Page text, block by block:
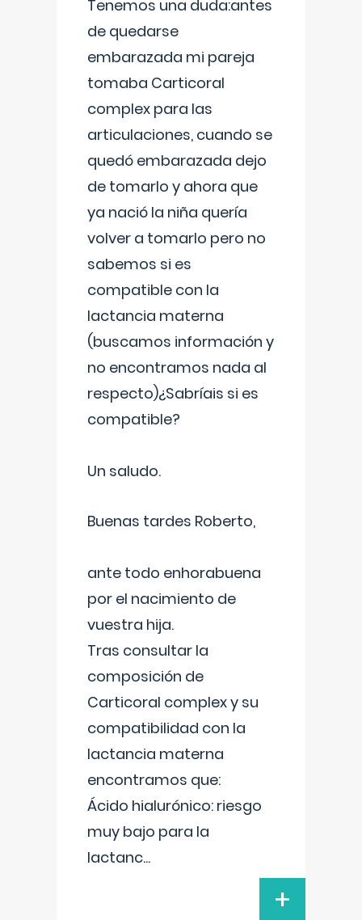
Tenemos una duda:antes
de quedarse
embarazada mi pareja
tomaba Carticoral
complex para las
articulaciones, cuando se
quedó embarazada dejo
de tomarlo y ahora que
ya nació la niña quería
volver a tomarlo pero no
sabemos si es
compatible con la
lactancia materna
(buscamos información y
no encontramos nada al
respecto)¿Sabríais si es
compatible?
Un saludo.
Buenas tardes Roberto,
ante todo enhorabuena
por el nacimiento de
vuestra hija.
Tras consultar la
composición de
Carticoral complex y su
compatibilidad con la
lactancia materna
encontramos que:
Ácido hialurónico: riesgo
muy bajo para la
lactanc...
+